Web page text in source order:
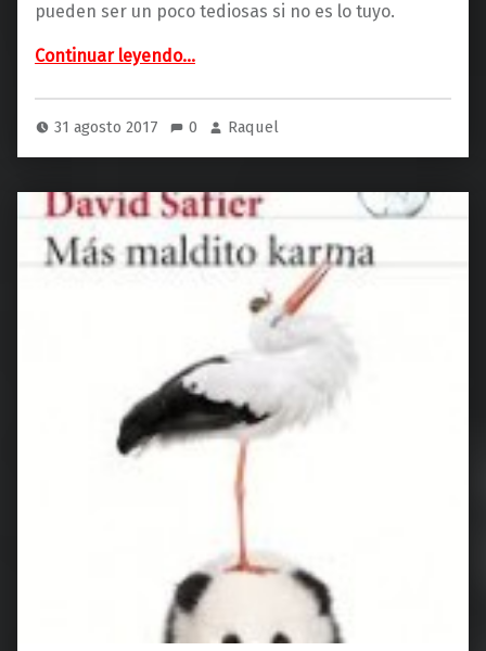
pueden ser un poco tediosas si no es lo tuyo.
Continuar leyendo“La vida de 100 años (Verssus Libros)”
…
31 agosto 2017 0 Raquel